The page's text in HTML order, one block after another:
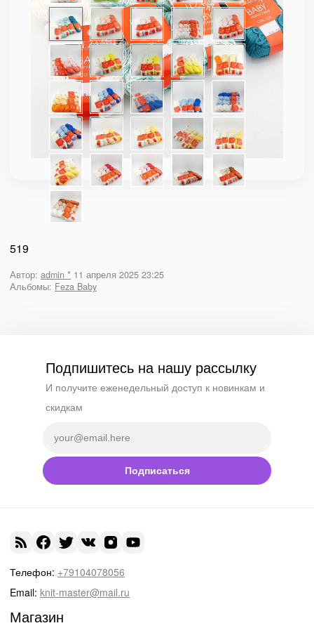
519
Автор: admin * 11 апреля 2025 23:25
Альбомы: Feza Baby
Подпишитесь на нашу рассылку
И получите еженедельный доступ к новинкам и
скидкам
Подписаться
Телефон: +79104078056
Email: knit-master@mail.ru
Магазин